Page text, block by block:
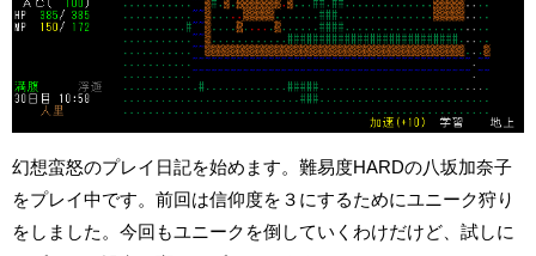
幻想蛮怒のプレイ日記を始めます。難易度HARDの八坂加奈子
をプレイ中です。前回は信仰度を３にするためにユニーク狩り
をしました。今回もユニークを倒していくわけだけど、試しに